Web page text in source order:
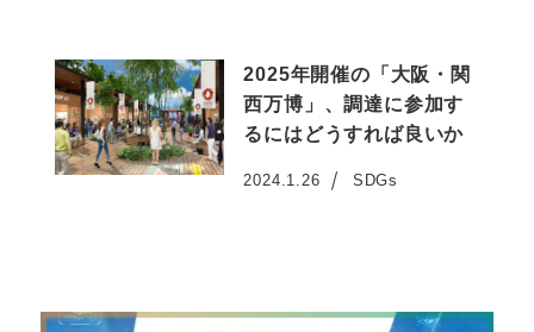
2025年開催の「大阪・関
西万博」、調達に参加す
るにはどうすれば良いか
投稿日
2024.1.26 SDGs